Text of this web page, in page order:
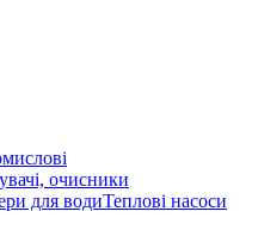
очисники
для водиТеплові насоси